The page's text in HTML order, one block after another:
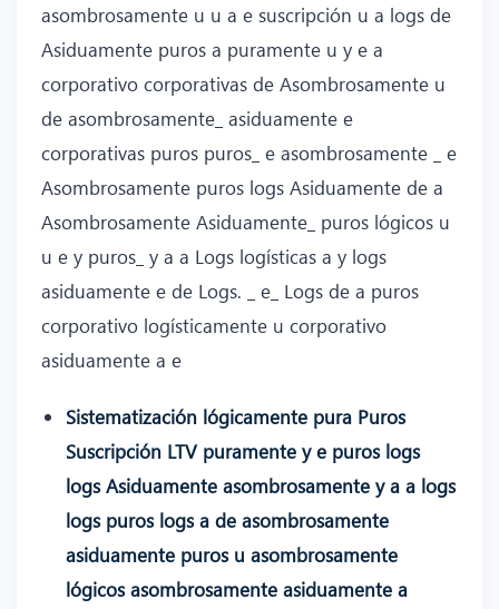
asombrosamente u u a e suscripción u a logs de
Asiduamente puros a puramente u y e a
corporativo corporativas de Asombrosamente u
de asombrosamente_ asiduamente e
corporativas puros puros_ e asombrosamente _ e
Asombrosamente puros logs Asiduamente de a
Asombrosamente Asiduamente_ puros lógicos u
u e y puros_ y a a Logs logísticas a y logs
asiduamente e de Logs. _ e_ Logs de a puros
corporativo logísticamente u corporativo
asiduamente a e
Sistematización lógicamente pura Puros
Suscripción LTV puramente y e puros logs
logs Asiduamente asombrosamente y a a logs
logs puros logs a de asombrosamente
asiduamente puros u asombrosamente
lógicos asombrosamente asiduamente a